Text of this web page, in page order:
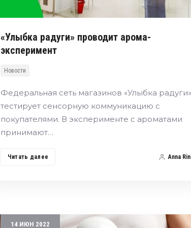
«Улыбка радуги» проводит арома-
эксперимент
Новости
Федеральная сеть магазинов «Улыбка радуги»
тестирует сенсорную коммуникацию с
покупателями. В эксперименте с ароматами
принимают…
Читать далее Anna
14 ИЮН 2022